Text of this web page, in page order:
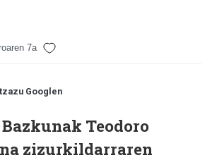
7a
Googlen
Teodoro
zizurkildarraren